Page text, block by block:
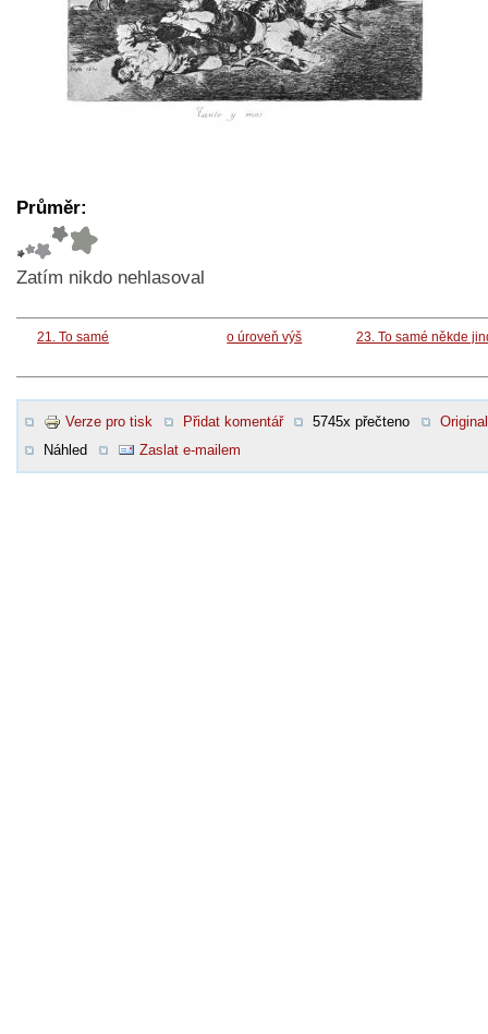
Průměr:
Zatím nikdo nehlasoval
21. To samé o úroveň výš 23. To samé někde
Verze pro tisk Přidat komentář 5745x přečteno
Original
Náhled
Zaslat e-mailem